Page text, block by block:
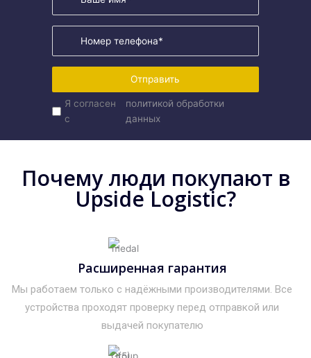
Отправить
Я согласен
с
политикой обработки
данных
Почему люди покупают в
Upside Logistic?
Расширенная гарантия
Мы работаем только с надёжными производителями. Все
устройства проходят проверку перед отправкой или
выдачей покупателю